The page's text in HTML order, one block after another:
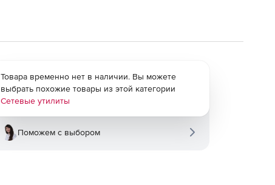
Товара временно нет в наличии. Вы можете
выбрать похожие товары из этой категории
Сетевые утилиты
Поможем с выбором